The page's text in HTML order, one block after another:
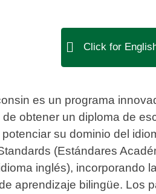
Click for
es un programa
obtener un diploma de
su dominio del
(Estándares
inglés), incorporando
aprendizaje bilingüe. Los